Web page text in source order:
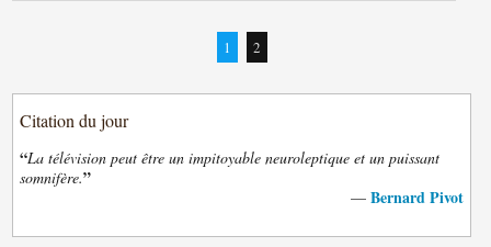
1 2
Citation du jour
“La télévision peut être un impitoyable neuroleptique et un puissant
somnifère.”
— Bernard Pivot